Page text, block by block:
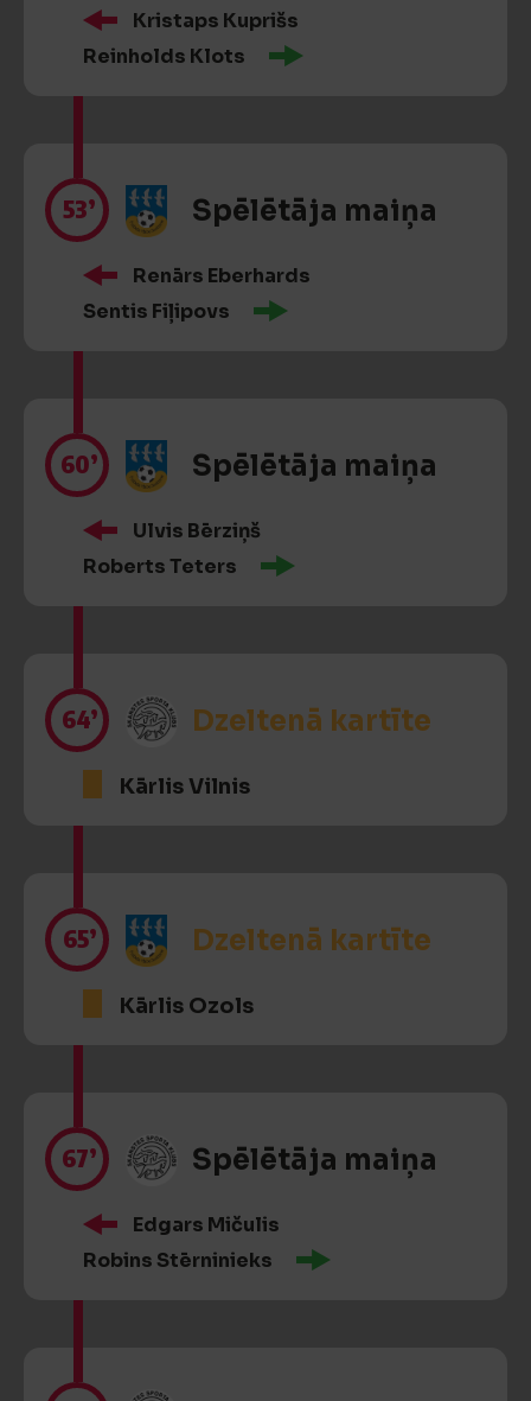
Kristaps Kuprišs
Reinholds Klots
53’ Spēlētāja maiņa
Renārs Eberhards
Sentis Fiļipovs
60’ Spēlētāja maiņa
Ulvis Bērziņš
Roberts Teters
64’ Dzeltenā kartīte
Kārlis Vilnis
65’ Dzeltenā kartīte
Kārlis Ozols
67’ Spēlētāja maiņa
Edgars Mičulis
Robins Stērninieks